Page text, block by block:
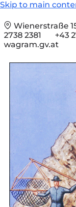
Skip to main
Wienerstraße
2738 2381
+43
wagram.gv.at